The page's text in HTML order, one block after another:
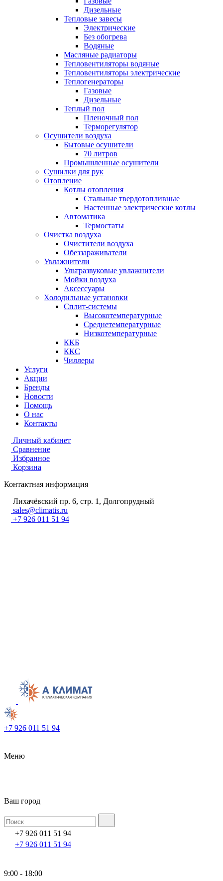
Дизельные
Тепловые завесы
Электрические
Без обогрева
Водяные
Масляные радиаторы
Тепловентиляторы водяные
Тепловентиляторы электрические
Теплогенераторы
Газовые
Дизельные
Теплый пол
Пленочный пол
Терморегулятор
Осушители воздуха
Бытовые осушители
70 литров
Промышленные осушители
Сушилки для рук
Отопление
Котлы отопления
Стальные твердотопливные
Настенные электрические котлы
Автоматика
Термостаты
Очистка воздуха
Очистители воздуха
Обеззараживатели
Увлажнители
Ультразвуковые увлажнители
Мойки воздуха
Аксессуары
Холодильные установки
Сплит-системы
Высокотемпературные
Среднетемпературные
Низкотемпературные
ККБ
ККС
Чиллеры
Услуги
Акции
Бренды
Новости
Помощь
О нас
Контакты
Личный кабинет
Сравнение
Избранное
Корзина
Контактная информация
Лихачёвский пр. 6, стр. 1, Долгопрудный
sales@climatis.ru
+7 926 011 51 94
+7 926 011 51 94
Меню
Ваш город
+7 926 011 51 94
+7 926 011 51 94
9:00 - 18:00